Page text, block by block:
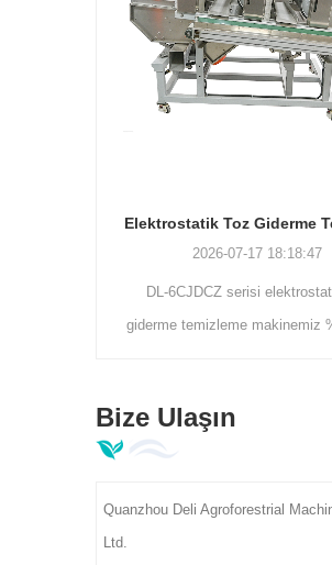
Elektrostatik Toz Giderme Temizleme Makinesi | Çay Yaprağı Kirlilik Ayırıcı DL-6CJDCZ Serisi
2026-07-17 18:18:47
DL-6CJDCZ serisi elektrostatik toz
giderme temizleme makinemiz %90-%96
şekilde temizler. 3/5/8 silindirli modeller
300-400kg/saat kapasiteyi, 380V
işleme fabrikaları için idealdir.
Bize Ulaşın
Quanzhou Deli Agroforestrial
Ltd.